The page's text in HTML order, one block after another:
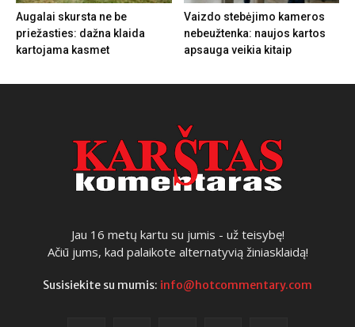
Augalai skursta ne be
priežasties: dažna klaida
kartojama kasmet
Vaizdo stebėjimo kameros
nebeužtenka: naujos kartos
apsauga veikia kitaip
Jau 16 metų kartu su jumis - už teisybę!
Ačiū jums, kad palaikote alternatyvią žiniasklaidą!
Susisiekite su mumis: info@hotcommentary.com